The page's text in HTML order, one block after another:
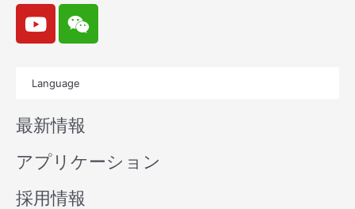
Y
o
u
b
e
W
e
i
n
Language
最新情報
アプリケーション
採用情報